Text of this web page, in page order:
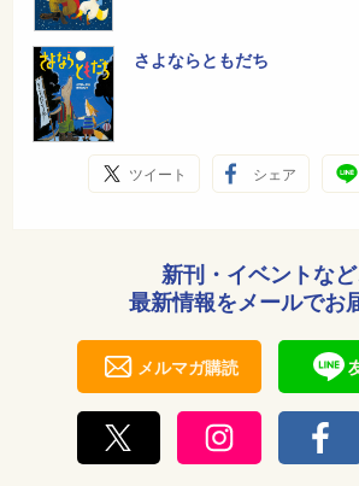
さよならともだち
ツイート シェア
新刊・イベントなど
最新情報をメールでお
メルマガ購読